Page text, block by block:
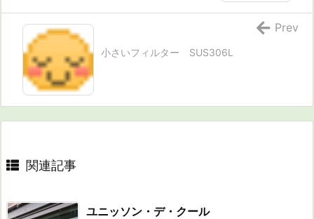
小さいフィルター SUS306L
Prev
関連記事
ユニッソン・デ・クール